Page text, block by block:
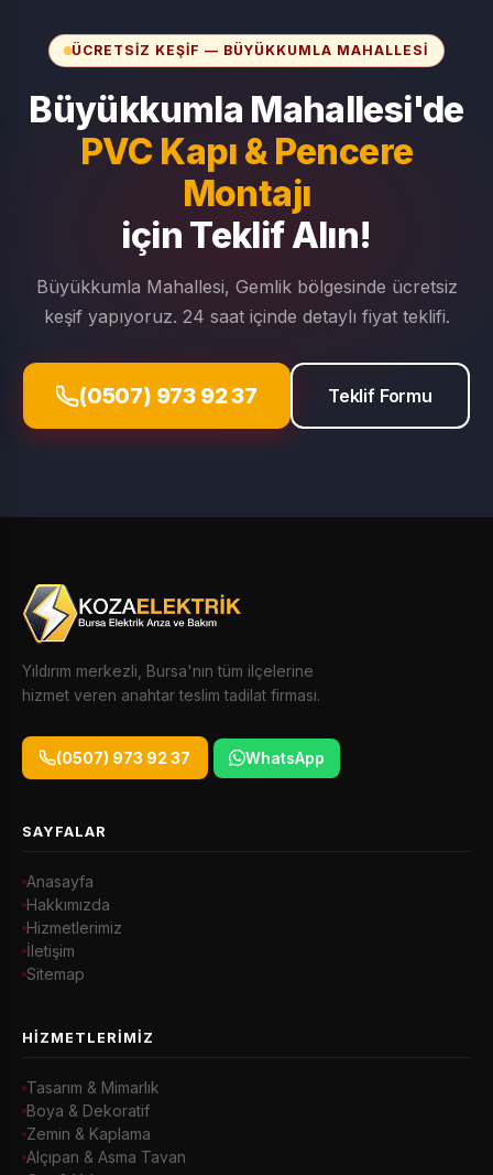
ÜCRETSIZ KEŞIF — BÜYÜKKUMLA MAHALLESI
Büyükkumla Mahallesi'de
PVC Kapı & Pencere
Montajı
için Teklif Alın!
Büyükkumla Mahallesi, Gemlik bölgesinde ücretsiz
keşif yapıyoruz. 24 saat içinde detaylı fiyat teklifi.
(0507) 973 92 37 Teklif Formu
Yıldırım merkezli, Bursa'nın tüm ilçelerine
hizmet veren anahtar teslim tadilat firması.
(0507) 973 92 37 WhatsApp
SAYFALAR
Anasayfa
Hakkımızda
Hizmetlerimiz
İletişim
Sitemap
HIZMETLERIMIZ
Tasarım & Mimarlık
Boya & Dekoratif
Zemin & Kaplama
Alçıpan & Asma Tavan